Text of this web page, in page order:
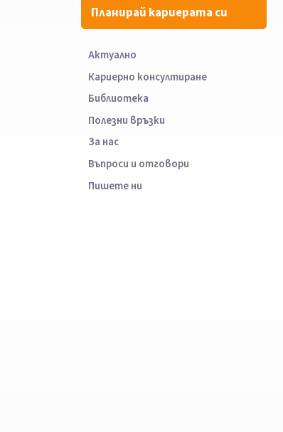
Планирай кариерата си
Актуално
Кариерно консултиране
Библиотека
Полезни връзки
За нас
Въпроси и отговори
Пишете ни